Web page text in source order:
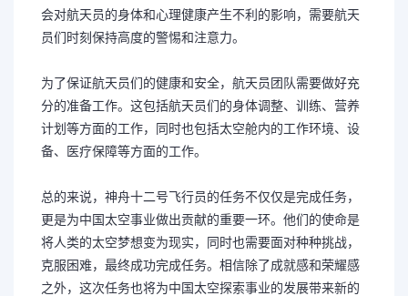
会对航天员的身体和心理健康产生不利的影响，需要航天
员们时刻保持高度的警惕和注意力。
为了保证航天员们的健康和安全，航天员团队需要做好充
分的准备工作。这包括航天员们的身体调整、训练、营养
计划等方面的工作，同时也包括太空舱内的工作环境、设
备、医疗保障等方面的工作。
总的来说，神舟十二号飞行员的任务不仅仅是完成任务，
更是为中国太空事业做出贡献的重要一环。他们的使命是
将人类的太空梦想变为现实，同时也需要面对种种挑战，
克服困难，最终成功完成任务。相信除了成就感和荣耀感
之外，这次任务也将为中国太空探索事业的发展带来新的